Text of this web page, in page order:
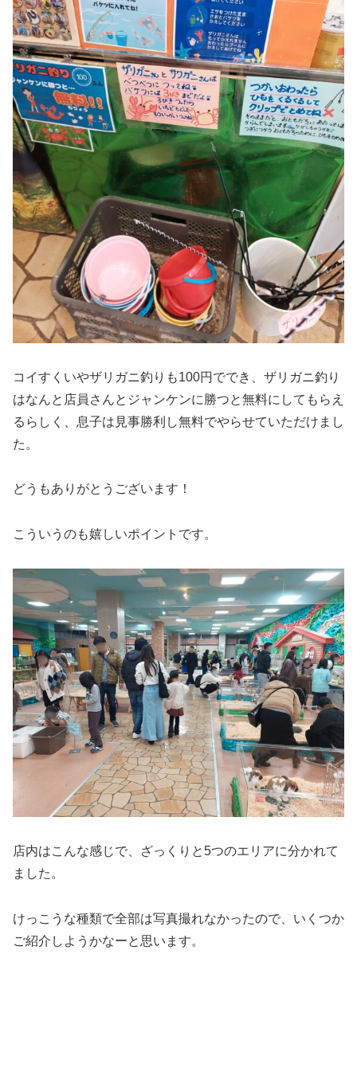
コイすくいやザリガニ釣りも100円ででき、ザリガニ釣り
はなんと店員さんとジャンケンに勝つと無料にしてもらえ
るらしく、息子は見事勝利し無料でやらせていただけまし
た。
どうもありがとうございます！
こういうのも嬉しいポイントです。
店内はこんな感じで、ざっくりと5つのエリアに分かれて
ました。
けっこうな種類で全部は写真撮れなかったので、いくつか
ご紹介しようかなーと思います。